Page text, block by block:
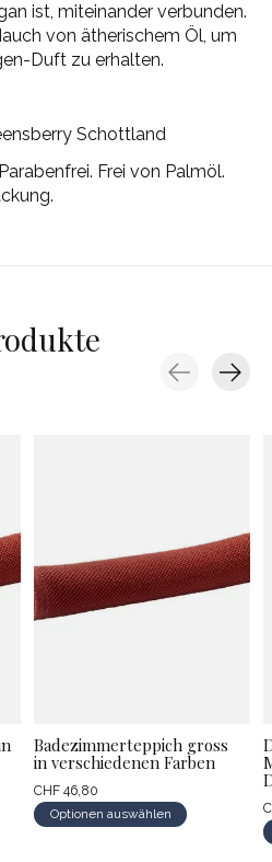
ist, miteinander verbunden.
von ätherischem Öl, um
Duft zu erhalten.
Schottland
Frei von Palmöl.
Badezimmerteppich gross
in verschiedenen Farben
CHF 46,80
Optionen auswählen